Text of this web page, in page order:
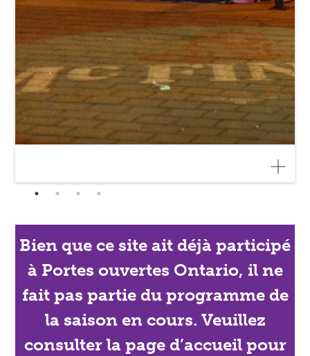
Bien que ce site ait déjà participé
à Portes ouvertes Ontario, il ne
fait pas partie du programme de
la saison en cours. Veuillez
consulter la page d’accueil pour